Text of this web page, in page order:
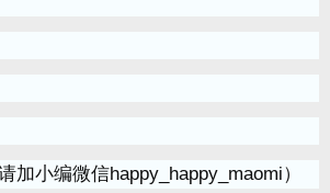
加小编微信happy_happy_maomi）